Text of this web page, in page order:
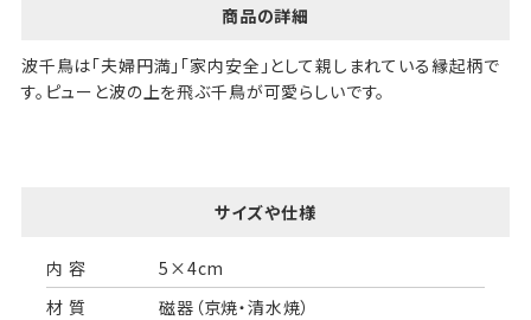
商品の詳細
波千鳥は「夫婦円満」「家内安全」として親しまれている縁起柄で
す。ピューと波の上を飛ぶ千鳥が可愛らしいです。
サイズや仕様
内 容
5×4cm
材 質
磁器（京焼・清水焼）